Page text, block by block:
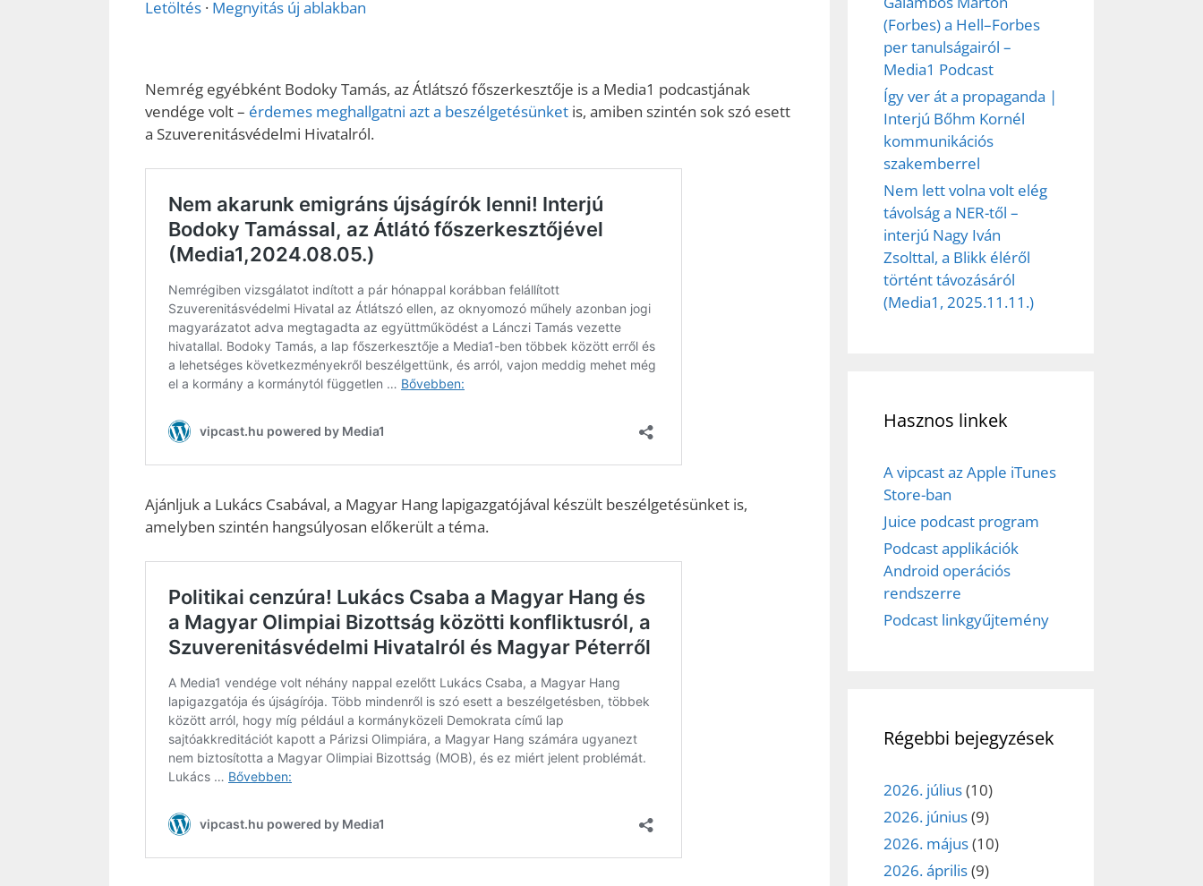
Fel/Le
billentyűket
Letöltés · Megnyitás új ablakban
Nemrég egyébként Bodoky Tamás, az Átlátszó főszerkesztője is a Media1 podcastjának
vendége volt – érdemes meghallgatni azt a beszélgetésünket is, amiben szintén sok szó esett
a Szuverenitásvédelmi Hivatalról.
Ajánljuk a Lukács Csabával, a Magyar Hang lapigazgatójával készült beszélgetésünket is,
amelyben szintén hangsúlyosan előkerült a téma.
(Forbes) a Hell–Forbes
per tanulságairól –
Media1 Podcast
Így ver át a propaganda |
Interjú Bőhm Kornél
kommunikációs
szakemberrel
Nem lett volna volt elég
távolság a NER-től –
interjú Nagy Iván
Zsolttal, a Blikk éléről
történt távozásáról
(Media1, 2025.11.11.)
Hasznos linkek
A vipcast az Apple iTunes
Store-ban
Juice podcast program
Podcast applikációk
Android operációs
rendszerre
Podcast linkgyűjtemény
Régebbi bejegyzések
2026. július(10)
2026. június(9)
2026. május(10)
2026. április(9)